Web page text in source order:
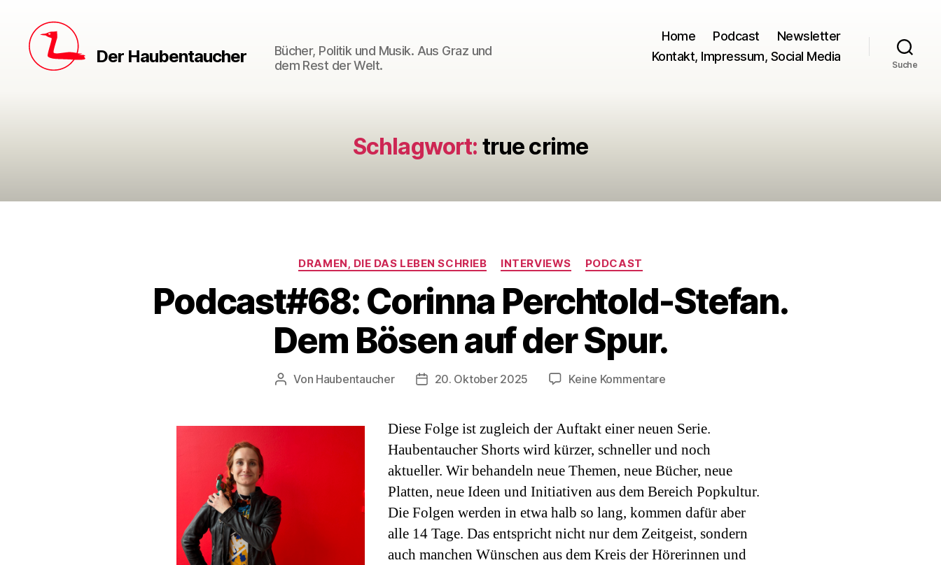
Der Haubentaucher
Bücher, Politik und Musik. Aus Graz und
dem Rest der Welt.
Home Podcast
Newsletter
Kontakt, Impressum, Social Media
Suche
Schlagwort: true crime
Kategorien
DRAMEN, DIE DAS LEBEN SCHRIEB INTERVIEWS PODCAST
Podcast#68: Corinna Perchtold-Stefan.
Dem Bösen auf der Spur.
Beitragsautor
Von Haubentaucher Veröffentlichungsdatum
20. Oktober 2025 Keine Kommentarezu
Perchtold-
Stefan.
Dem
Bösen
auf
der
Spur.
Diese Folge ist zugleich der Auftakt einer neuen Serie.
Haubentaucher Shorts wird kürzer, schneller und noch
aktueller. Wir behandeln neue Themen, neue Bücher, neue
Platten, neue Ideen und Initiativen aus dem Bereich Popkultur.
Die Folgen werden in etwa halb so lang, kommen dafür aber
alle 14 Tage. Das entspricht nicht nur dem Zeitgeist, sondern
auch manchen Wünschen aus dem Kreis der Hörerinnen und